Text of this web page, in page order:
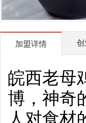
加盟详情 创
皖西老母
博，神奇
人对食材